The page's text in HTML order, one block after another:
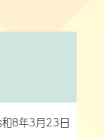
8年3月23日